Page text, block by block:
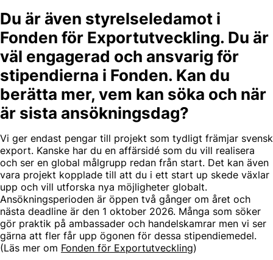
Du är även styrelseledamot i
Fonden för Exportutveckling. Du är
väl engagerad och ansvarig för
stipendierna i Fonden. Kan du
berätta mer, vem kan söka och när
är sista ansökningsdag?
Vi ger endast pengar till projekt som tydligt främjar svensk
export. Kanske har du en affärsidé som du vill realisera
och ser en global målgrupp redan från start. Det kan även
vara projekt kopplade till att du i ett start up skede växlar
upp och vill utforska nya möjligheter globalt.
Ansökningsperioden är öppen två gånger om året och
nästa deadline är den 1 oktober 2026. Många som söker
gör praktik på ambassader och handelskamrar men vi ser
gärna att fler får upp ögonen för dessa stipendiemedel.
(Läs mer om Fonden för Exportutveckling)